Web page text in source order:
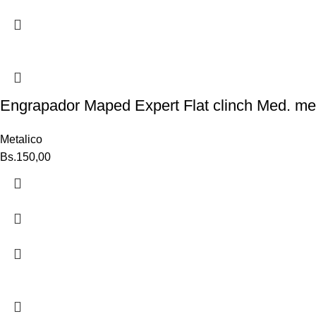
Engrapador Maped Expert Flat clinch Med.
Metalico
Bs.150,00